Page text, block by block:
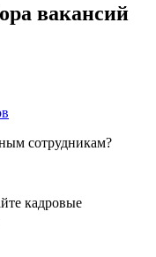
вакансий
сотрудникам?
кадровые